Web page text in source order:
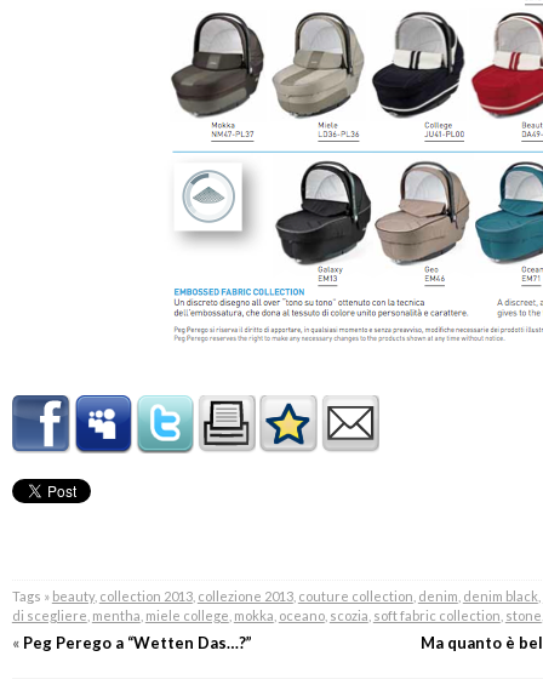
Tags » beauty, collection 2013, collezione 2013, couture collection denim denim black
di scegliere mentha miele college mokka oceano, scozia soft fabric collection stone
« Peg Perego a “Wetten Das…?” Ma quanto è